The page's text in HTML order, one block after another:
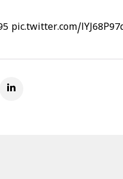
pic.twitter.com/